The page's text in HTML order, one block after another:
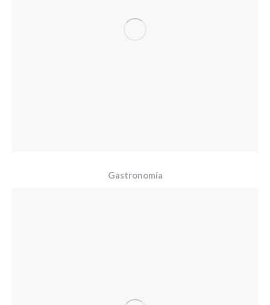
Gastronomía